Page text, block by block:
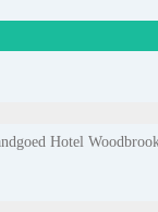
Hotel